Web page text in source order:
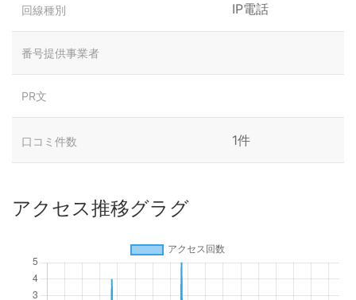
回線種別 IP電話
番号提供事業者
PR文
口コミ件数 1件
アクセス推移グラグ